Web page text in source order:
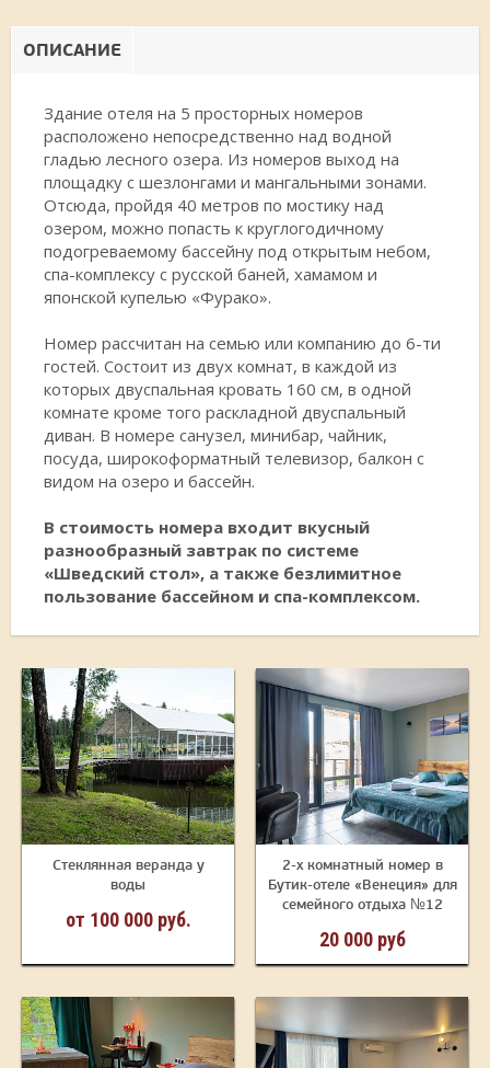
ОПИСАНИЕ
Здание отеля на 5 просторных номеров
расположено непосредственно над водной
гладью лесного озера. Из номеров выход на
площадку с шезлонгами и мангальными зонами.
Отсюда, пройдя 40 метров по мостику над
озером, можно попасть к круглогодичному
подогреваемому бассейну под открытым небом,
спа-комплексу с русской баней, хамамом и
японской купелью «Фурако».
Номер рассчитан на семью или компанию до 6-ти
гостей. Состоит из двух комнат, в каждой из
которых двуспальная кровать 160 см, в одной
комнате кроме того раскладной двуспальный
диван. В номере санузел, минибар, чайник,
посуда, широкоформатный телевизор, балкон с
видом на озеро и бассейн.
В стоимость номера входит вкусный
разнообразный завтрак по системе
«Шведский стол», а также безлимитное
пользование бассейном и спа-комплексом.
Стеклянная веранда у
воды
от 100 000 руб.
2-х комнатный номер в
Бутик-отеле «Венеция» для
семейного отдыха №12
20 000 руб